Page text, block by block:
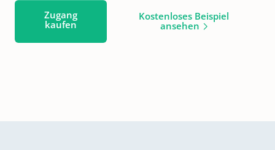
Zugang
kaufen
Kostenloses Beispiel
ansehen